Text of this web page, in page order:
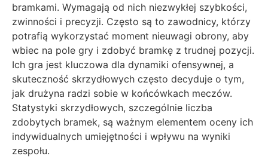
bramkami. Wymagają od nich niezwykłej szybkości,
zwinności i precyzji. Często są to zawodnicy, którzy
potrafią wykorzystać moment nieuwagi obrony, aby
wbiec na pole gry i zdobyć bramkę z trudnej pozycji.
Ich gra jest kluczowa dla dynamiki ofensywnej, a
skuteczność skrzydłowych często decyduje o tym,
jak drużyna radzi sobie w końcówkach meczów.
Statystyki skrzydłowych, szczególnie liczba
zdobytych bramek, są ważnym elementem oceny ich
indywidualnych umiejętności i wpływu na wyniki
zespołu.